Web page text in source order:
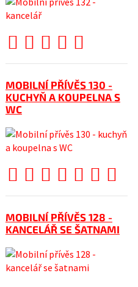
MOBILNÍ PŘÍVĚS 130 -
KUCHYŇ A KOUPELNA S
WC
MOBILNÍ PŘÍVĚS 128 -
KANCELÁŘ SE ŠATNAMI